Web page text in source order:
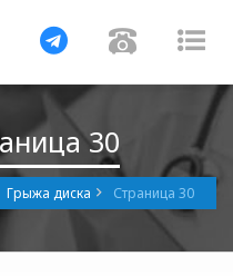
Навигация
30
Грыжа диска Страница 30